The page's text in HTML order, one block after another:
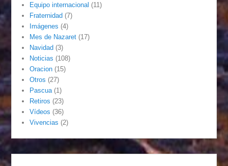
Equipo internacional (11)
Fraternidad (7)
Imágenes (4)
Mes de Nazaret (17)
Navidad (3)
Noticias (108)
Oracion (15)
Otros (27)
Pascua (1)
Retiros (23)
Vídeos (36)
Vivencias (2)